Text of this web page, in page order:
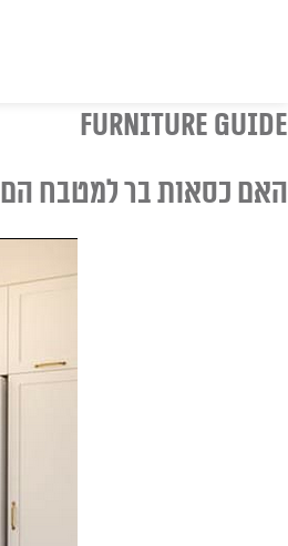
furniture guide
האם כסאות בר למטבח הם